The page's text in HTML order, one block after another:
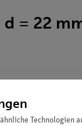
= 22
Technologien